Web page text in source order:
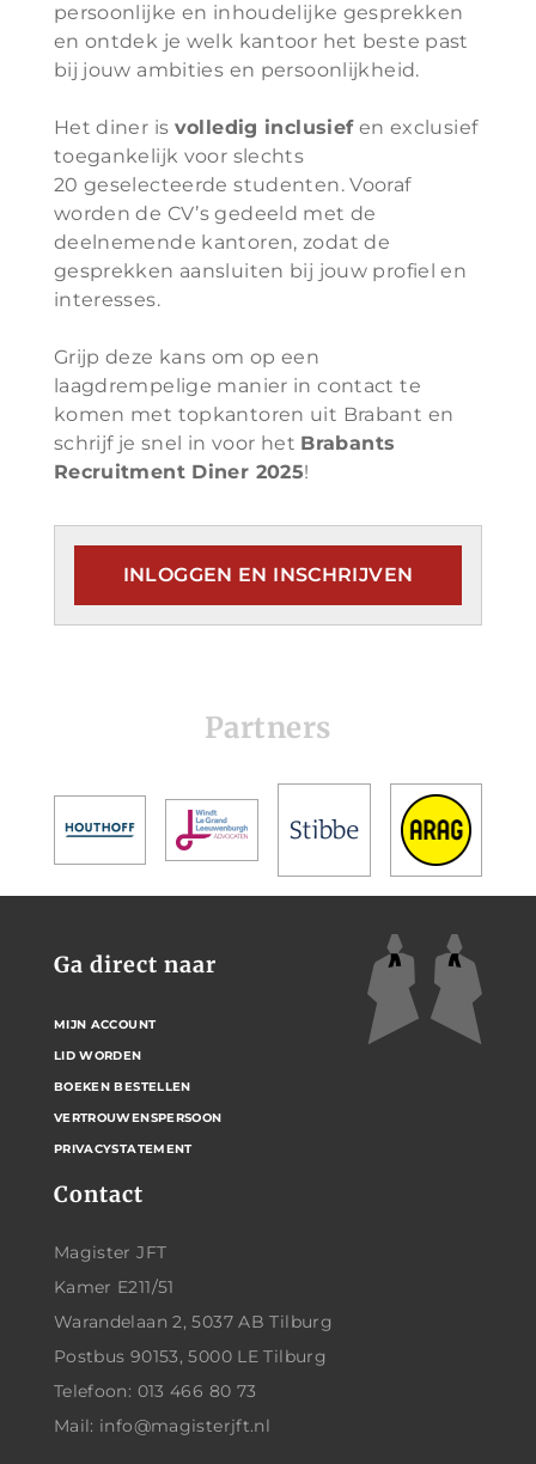
persoonlijke en inhoudelijke gesprekken
en ontdek je welk kantoor het beste past
bij jouw ambities en persoonlijkheid.
Het diner is volledig inclusiefen exclusief
toegankelijk voor slechts
20 geselecteerde studenten. Vooraf
worden de CV’s gedeeld met de
deelnemende kantoren, zodat de
gesprekken aansluiten bij jouw profiel en
interesses.
Grijp deze kans om op een
laagdrempelige manier in contact te
komen met topkantoren uit Brabant en
schrijf je snel in voor het Brabants
Recruitment Diner 2025!
INLOGGEN EN INSCHRIJVEN
Partners
Contact
Magister JFT
Kamer E211/51
Warandelaan 2, 5037 AB Tilburg
Postbus 90153, 5000 LE Tilburg
Telefoon: 013 466 80 73
Mail: info@magisterjft.nl
Ga direct naar
MIJN ACCOUNT
LID WORDEN
BOEKEN BESTELLEN
VERTROUWENSPERSOON
PRIVACYSTATEMENT